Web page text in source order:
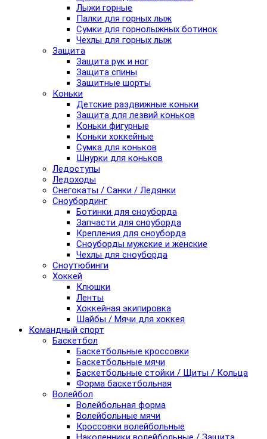
Лыжи горные
Палки для горных лыж
Сумки для горнолыжных ботинок
Чехлы для горных лыж
Защита
Защита рук и ног
Защита спины
Защитные шорты
Коньки
Детские раздвижные коньки
Защита для лезвий коньков
Коньки фигурные
Коньки хоккейные
Сумка для коньков
Шнурки для коньков
Ледоступы
Ледоходы
Снегокаты / Санки / Ледянки
Сноубординг
Ботинки для сноуборда
Запчасти для сноуборда
Крепления для сноуборда
Сноуборды мужские и женские
Чехлы для сноуборда
Сноутюбинги
Хоккей
Клюшки
Ленты
Хоккейная экипировка
Шайбы / Мячи для хоккея
Командный спорт
Баскетбол
Баскетбольные кроссовки
Баскетбольные мячи
Баскетбольные стойки / Щиты / Кольца
Форма баскетбольная
Волейбол
Волейбольная форма
Волейбольные мячи
Кроссовки волейбольные